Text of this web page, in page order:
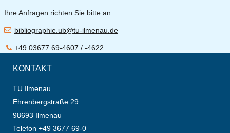
Ihre Anfragen richten Sie bitte an:
bibliographie.ub@tu-ilmenau.de
+49 03677 69-4607 / -4622
KONTAKT
TU Ilmenau
Ehrenbergstraße 29
98693 Ilmenau
Telefon +49 3677 69-0